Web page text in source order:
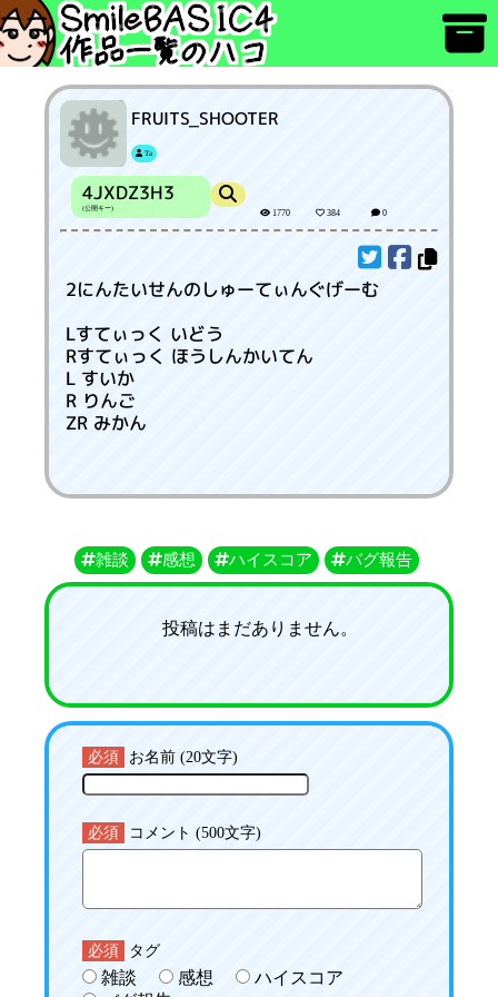
FRUITS_SHOOTER
Ta
4JXDZ3H3
(公開キー) 1770 384 0
2にんたいせんのしゅーてぃんぐげーむ
Lすてぃっく いどう
Rすてぃっく ほうしんかいてん
L すいか
R りんご
ZR みかん
雑談 感想 ハイスコア バグ報告
投稿はまだありません。
必須 お名前 (20文字)
必須 コメント (500文字)
必須 タグ
雑談 感想
ハイスコア